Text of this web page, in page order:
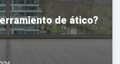
de ático?